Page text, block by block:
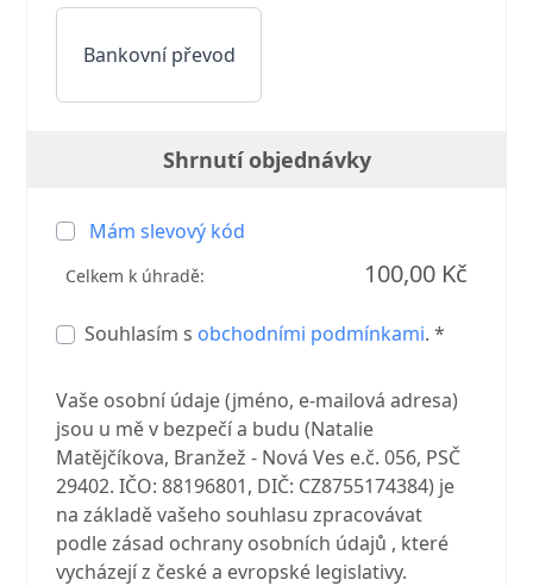
Bankovní převod
Shrnutí objednávky
Mám slevový kód
Celkem k úhradě: 100,00 Kč
Souhlasím s obchodními podmínkami. *
Vaše osobní údaje (jméno, e-mailová adresa)
jsou u mě v bezpečí a budu (Natalie
Matějčíkova, Branžež - Nová Ves e.č. 056, PSČ
29402. IČO: 88196801, DIČ: CZ8755174384) je
na základě vašeho souhlasu zpracovávat
podle zásad ochrany osobních údajů , které
vycházejí z české a evropské legislativy.